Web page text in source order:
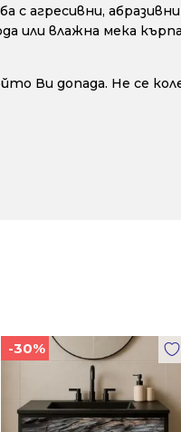
агресивни,
или влажна мека
Ви допада. Не се
-30%